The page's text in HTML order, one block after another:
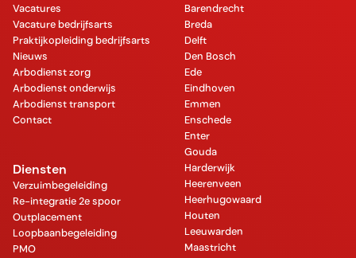
Vacatures
Vacature bedrijfsarts
Praktijkopleiding bedrijfsarts
Nieuws
Arbodienst zorg
Arbodienst onderwijs
Arbodienst transport
Contact
Diensten
Verzuimbegeleiding
Re-integratie 2e spoor
Outplacement
Loopbaanbegeleiding
PMO
Barendrecht
Breda
Delft
Den Bosch
Ede
Eindhoven
Emmen
Enschede
Enter
Gouda
Harderwijk
Heerenveen
Heerhugowaard
Houten
Leeuwarden
Maastricht